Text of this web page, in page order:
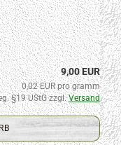
9,00 EUR
0,02 EUR pro gramm
§19 UStG zzgl.Versand